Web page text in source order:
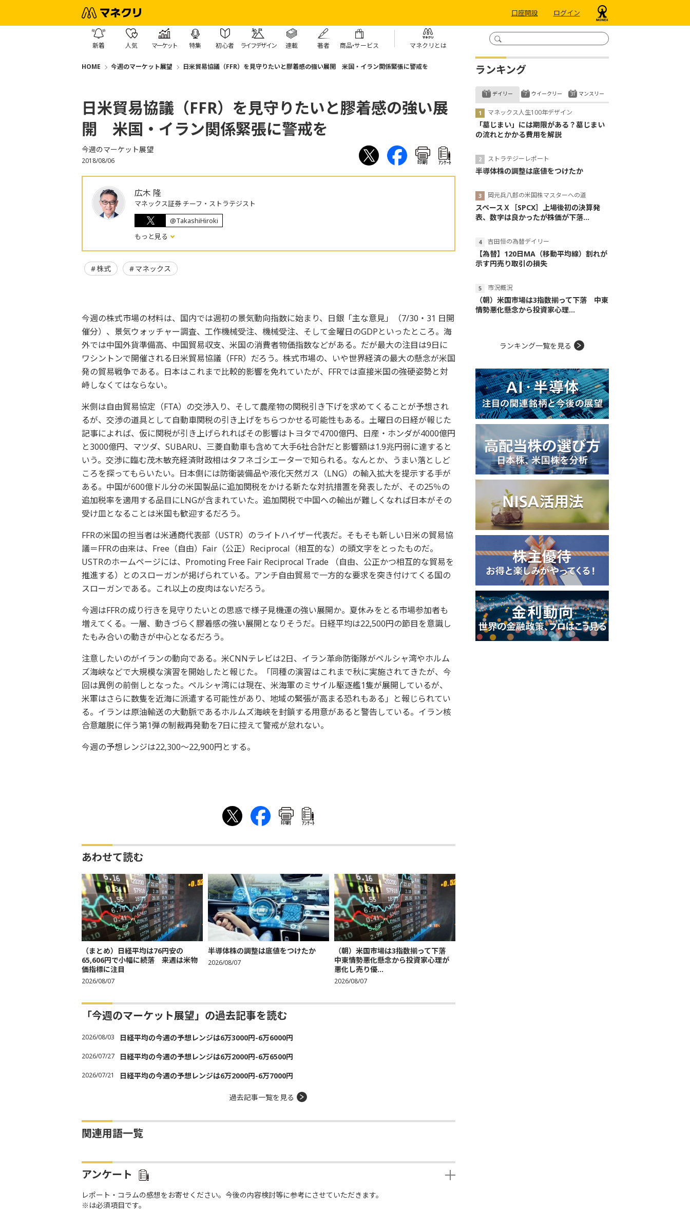
口座開設 ログイン
新着 人気 マーケット 特集 初心者 ライフデザイン 連載 著者 商品・サービス マネクリとは
HOME 今週のマーケット展望 日米貿易協議（FFR）を見守りたいと膠着感の強い展開 米国・イラン関係緊張に警戒を
日米貿易協議（FFR）を見守りたいと膠着感の強い展
開 米国・イラン関係緊張に警戒を
今週のマーケット展望
2018/08/06 印刷 ｱﾝｹｰﾄ
広木 隆
マネックス証券 チーフ・ストラテジスト
@TakashiHiroki
もっと見る
株式 マネックス
今週の株式市場の材料は、国内では週初の景気動向指数に始まり、日銀「主な意見」（7/30・31 日開
催分）、景気ウォッチャー調査、工作機械受注、機械受注、そして金曜日のGDPといったところ。海
外では中国外貨準備高、中国貿易収支、米国の消費者物価指数などがある。だが最大の注目は9日に
ワシントンで開催される日米貿易協議（FFR）だろう。株式市場の、いや世界経済の最大の懸念が米国
発の貿易戦争である。日本はこれまで比較的影響を免れていたが、FFRでは直接米国の強硬姿勢と対
峙しなくてはならない。
米側は自由貿易協定（FTA）の交渉入り、そして農産物の関税引き下げを求めてくることが予想され
るが、交渉の道具として自動車関税の引き上げをちらつかせる可能性もある。土曜日の日経が報じた
記事によれば、仮に関税が引き上げられればその影響はトヨタで4700億円、日産・ホンダが4000億円
と3000億円、マツダ、SUBARU、三菱自動車も含めて大手6社合計だと影響額は1.9兆円弱に達すると
いう。交渉に臨む茂木敏充経済財政相はタフネゴシエーターで知られる。なんとか、うまい落としど
ころを探ってもらいたい。日本側には防衛装備品や液化天然ガス（LNG）の輸入拡大を提示する手が
ある。中国が600億ドル分の米国製品に追加関税をかける新たな対抗措置を発表したが、その25％の
追加税率を適用する品目にLNGが含まれていた。追加関税で中国への輸出が難しくなれば日本がその
受け皿となることは米国も歓迎するだろう。
FFRの米国の担当者は米通商代表部（USTR）のライトハイザー代表だ。そもそも新しい日米の貿易協
議＝FFRの由来は、Free（自由）Fair（公正）Reciprocal（相互的な）の頭文字をとったものだ。
USTRのホームページには、Promoting Free Fair Reciprocal Trade （自由、公正かつ相互的な貿易を
推進する）とのスローガンが掲げられている。アンチ自由貿易で一方的な要求を突き付けてくる国の
スローガンである。これ以上の皮肉はないだろう。
今週はFFRの成り行きを見守りたいとの思惑で様子見機運の強い展開か。夏休みをとる市場参加者も
増えてくる。一層、動きづらく膠着感の強い展開となりそうだ。日経平均は22,500円の節目を意識し
たもみ合いの動きが中心となるだろう。
注意したいのがイランの動向である。米CNNテレビは2日、イラン革命防衛隊がペルシャ湾やホルム
ズ海峡などで大規模な演習を開始したと報じた。「同種の演習はこれまで秋に実施されてきたが、今
回は異例の前倒しとなった。ペルシャ湾には現在、米海軍のミサイル駆逐艦1隻が展開しているが、
米軍はさらに数隻を近海に派遣する可能性があり、地域の緊張が高まる恐れもある」と報じられてい
る。イランは原油輸送の大動脈であるホルムズ海峡を封鎖する用意があると警告している。イラン核
合意離脱に伴う第1弾の制裁再発動を7日に控えて警戒が怠れない。
今週の予想レンジは22,300～22,900円とする。
印刷 ｱﾝｹｰﾄ
あわせて読む
（まとめ）日経平均は76円安の
65,606円で小幅に続落 来週は米物
価指標に注目
2026/08/07
半導体株の調整は底値をつけたか
2026/08/07
（朝）米国市場は3指数揃って下落
中東情勢悪化懸念から投資家心理が
悪化し売り優...
2026/08/07
「今週のマーケット展望」の過去記事を読む
2026/08/03 日経平均の今週の予想レンジは6万3000円-6万6000円
2026/07/27 日経平均の今週の予想レンジは6万2000円-6万6500円
2026/07/21 日経平均の今週の予想レンジは6万2000円-6万7000円
過去記事一覧を見る
関連用語一覧
アンケート
レポート・コラムの感想をお寄せください。今後の内容検討等に参考にさせていただきます。
※は必須項目です。
ランキング
デイリー
マネックス人生100年デザイン
「墓じまい」には期限がある？墓じまい
の流れとかかる費用を解説
ストラテジーレポート
半導体株の調整は底値をつけたか
岡元兵八郎の米国株マスターへの道
スペースＸ［SPCX］上場後初の決算発
表、数字は良かったが株価が下落...
吉田恒の為替デイリー
【為替】120日MA（移動平均線）割れが
示す円売り取引の損失
市況概況
（朝）米国市場は3指数揃って下落 中東
情勢悪化懸念から投資家心理...
ウイークリー マンスリー
ランキング一覧を見る